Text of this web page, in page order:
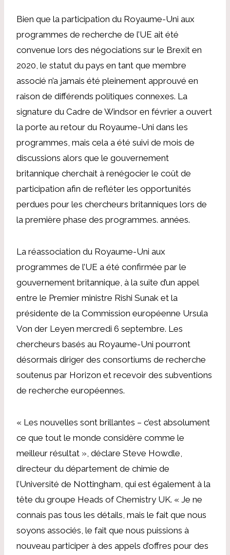
Bien que la participation du Royaume-Uni aux
programmes de recherche de l’UE ait été
convenue lors des négociations sur le Brexit en
2020, le statut du pays en tant que membre
associé n’a jamais été pleinement approuvé en
raison de différends politiques connexes. La
signature du Cadre de Windsor en février a ouvert
la porte au retour du Royaume-Uni dans les
programmes, mais cela a été suivi de mois de
discussions alors que le gouvernement
britannique cherchait à renégocier le coût de
participation afin de refléter les opportunités
perdues pour les chercheurs britanniques lors de
la première phase des programmes. années.
La réassociation du Royaume-Uni aux
programmes de l’UE a été confirmée par le
gouvernement britannique, à la suite d’un appel
entre le Premier ministre Rishi Sunak et la
présidente de la Commission européenne Ursula
Von der Leyen mercredi 6 septembre. Les
chercheurs basés au Royaume-Uni pourront
désormais diriger des consortiums de recherche
soutenus par Horizon et recevoir des subventions
de recherche européennes.
« Les nouvelles sont brillantes – c’est absolument
ce que tout le monde considère comme le
meilleur résultat », déclare Steve Howdle,
directeur du département de chimie de
l’Université de Nottingham, qui est également à la
tête du groupe Heads of Chemistry UK. « Je ne
connais pas tous les détails, mais le fait que nous
soyons associés, le fait que nous puissions à
nouveau participer à des appels d’offres pour des